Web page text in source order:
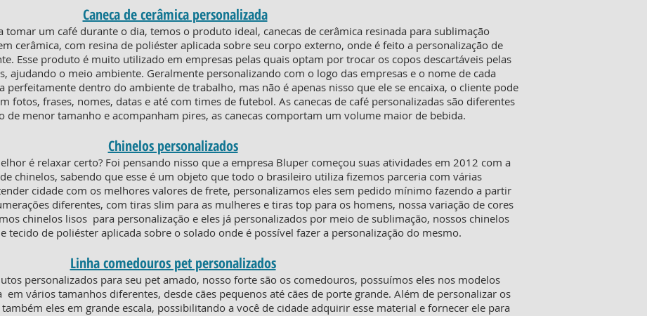
Caneca de cerâmica personalizada
tomar um café durante o dia, temos o produto ideal, canecas de cerâmica resinada para sublimação
cerâmica, com resina de poliéster aplicada sobre seu corpo externo, onde é feito a personalização de
Esse produto é muito utilizado em empresas pelas quais optam por trocar os copos descartáveis pelas
ajudando o meio ambiente. Geralmente personalizando com o logo das empresas e o nome de cada
perfeitamente dentro do ambiente de trabalho, mas não é apenas nisso que ele se encaixa, o cliente pode
fotos, frases, nomes, datas e até com times de futebol. As canecas de café personalizadas são diferentes
de menor tamanho e acompanham pires, as canecas comportam um volume maior de bebida.
Chinelos personalizados
é relaxar certo? Foi pensando nisso que a empresa Bluper começou suas atividades em 2012 com a
chinelos, sabendo que esse é um objeto que todo o brasileiro utiliza fizemos parceria com várias
cidade com os melhores valores de frete, personalizamos eles sem pedido mínimo fazendo a partir
diferentes, com tiras slim para as mulheres e tiras top para os homens, nossa variação de cores
chinelos lisos para personalização e eles já personalizados por meio de sublimação, nossos chinelos
tecido de poliéster aplicada sobre o solado onde é possível fazer a personalização do mesmo.
Linha comedouros pet personalizados
personalizados para seu pet amado, nosso forte são os comedouros, possuímos eles nos modelos
vários tamanhos diferentes, desde cães pequenos até cães de porte grande. Além de personalizar os
eles em grande escala, possibilitando a você de cidade adquirir esse material e fornecer ele para